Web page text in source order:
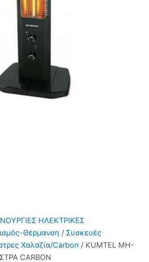
ΗΛΕΚΤΡΙΚΕΣ
Θέρμανση / Συσκευές
Χαλαζία/Carbon / KUMTEL MH-
CARBON